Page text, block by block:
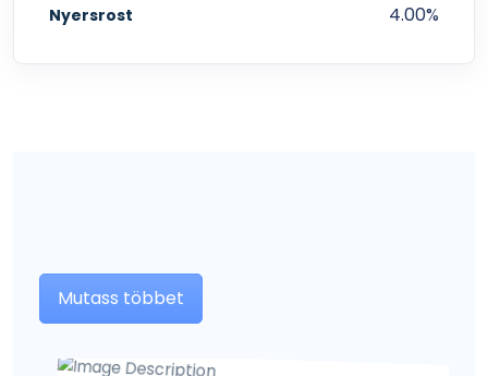
Nyersrost 4.00%
Mutass többet